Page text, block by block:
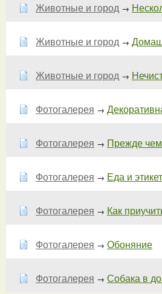
Животные и город →
Животные и город →
Животные и город →
Фотогалерея →
Фотогалерея → Прежде чем
Фотогалерея → Еда и этикет
Фотогалерея → Как
Фотогалерея → Обоняние
Фотогалерея → Собака в